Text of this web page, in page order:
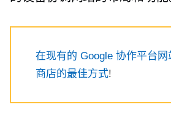
在现有的 Google 协作平台
商店的最佳方式!